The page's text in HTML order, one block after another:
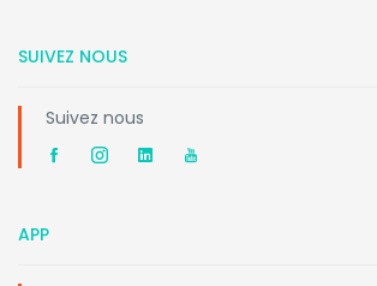
SUIVEZ NOUS
Suivez nous
APP